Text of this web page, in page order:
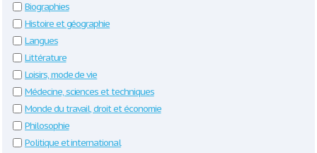
Biographies
Histoire et géographie
Langues
Littérature
Loisirs, mode de vie
Médecine, sciences et techniques
Monde du travail, droit et économie
Philosophie
Politique et international